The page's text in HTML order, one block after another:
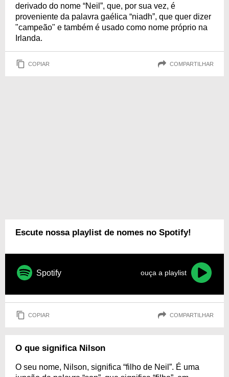
derivado do nome “Neil”, que, por sua vez, é
proveniente da palavra gaélica “niadh”, que quer dizer
"campeão" e também é usado como nome próprio na
Irlanda.
COPIAR COMPARTILHAR
Escute nossa playlist de nomes no Spotify!
Spotify ouça a playlist
COPIAR COMPARTILHAR
O que significa Nilson
O seu nome, Nilson, significa “filho de Neil”. É uma